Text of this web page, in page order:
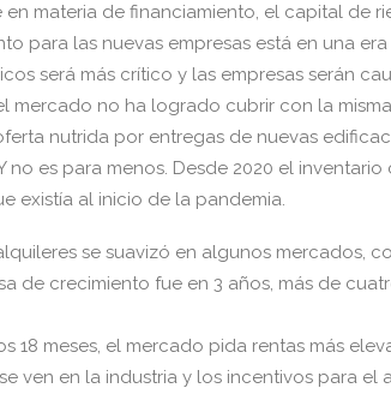
en materia de financiamiento, el capital de
para las nuevas empresas está en una
será más crítico y las empresas serán
mercado no ha logrado cubrir con la
nutrida por entregas de nuevas
no es para menos. Desde 2020 el inventario
existía al inicio de la pandemia.
se suavizó en algunos mercados,
de crecimiento fue en 3 años, más de
18 meses, el mercado pida rentas más
ven en la industria y los incentivos para el